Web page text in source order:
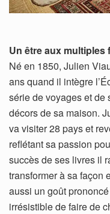
Un être aux multiples
Né en 1850, Julien
ans quand il intègre
série de voyages et de
décors de sa maison.
va visiter 28 pays et
reflétant sa passion
succès de ses livres il
transformer à sa façon
aussi un goût
irrésistible de faire de